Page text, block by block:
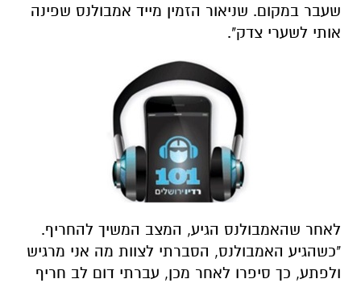
שעבר במקום. שניאור הזמין מייד אמבולנס שפינה
אותי לשערי צדק".
לאחר שהאמבולנס הגיע, המצב המשיך להחריף.
"כשהגיע האמבולנס, הסברתי לצוות מה אני מרגיש
ולפתע, כך סיפרו לאחר מכן, עברתי דום לב חריף